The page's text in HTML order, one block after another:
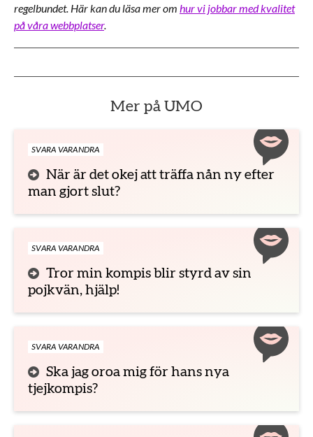
regelbundet. Här kan du läsa mer om hur vi jobbar med kvalitet
på våra webbplatser.
Mer på UMO
SVARA VARANDRA
När är det okej att träffa nån ny efter
man gjort slut?
SVARA VARANDRA
Tror min kompis blir styrd av sin
pojkvän, hjälp!
SVARA VARANDRA
Ska jag oroa mig för hans nya
tjejkompis?